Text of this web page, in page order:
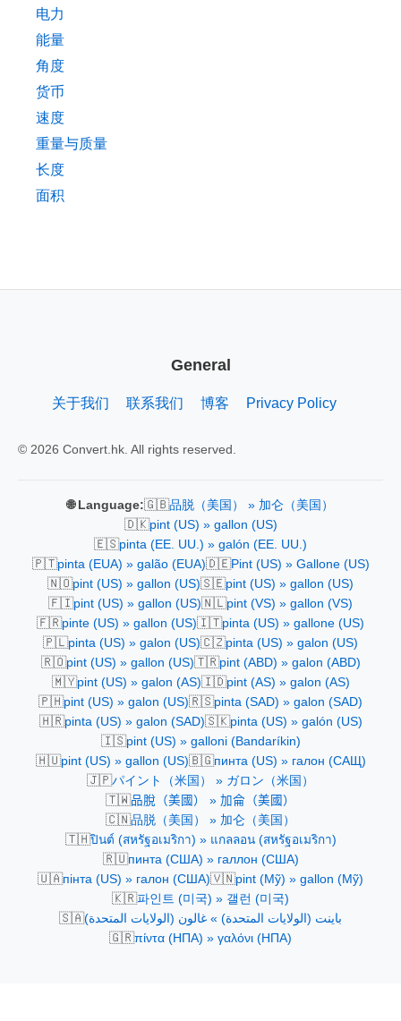
电力
能量
角度
货币
速度
重量与质量
长度
面积
General
关于我们 联系我们 博客 Privacy Policy
© 2026 Convert.hk. All rights reserved.
🌐 Language:🇬🇧品脱（美国） » 加仑（美国）
🇩🇰pint (US) » gallon (US)
🇪🇸pinta (EE. UU.) » galón (EE. UU.)
🇵🇹pinta (EUA) » galão (EUA)🇩🇪Pint (US) » Gallone (US)
🇳🇴pint (US) » gallon (US)🇸🇪pint (US) » gallon (US)
🇫🇮pint (US) » gallon (US)🇳🇱pint (VS) » gallon (VS)
🇫🇷pinte (US) » gallon (US)🇮🇹pinta (US) » gallone (US)
🇵🇱pinta (US) » galon (US)🇨🇿pinta (US) » galon (US)
🇷🇴pint (US) » gallon (US)🇹🇷pint (ABD) » galon (ABD)
🇲🇾pint (US) » galon (AS)🇮🇩pint (AS) » galon (AS)
🇵🇭pint (US) » galon (US)🇷🇸pinta (SAD) » galon (SAD)
🇭🇷pinta (US) » galon (SAD)🇸🇰pinta (US) » galón (US)
🇮🇸pint (US) » galloni (Bandaríkin)
🇭🇺pint (US) » gallon (US)🇧🇬пинта (US) » галон (САЩ)
🇯🇵パイント（米国） » ガロン（米国）
🇹🇼品脫（美國） » 加侖（美國）
🇨🇳品脱（美国） » 加仑（美国）
🇹🇭ปินต์ (สหรัฐอเมริกา) » แกลลอน (สหรัฐอเมริกา)
🇷🇺пинта (США) » галлон (США)
🇺🇦пінта (US) » галон (США)🇻🇳pint (Mỹ) » gallon (Mỹ)
🇰🇷파인트 (미국) » 갤런 (미국)
🇸🇦باينت (الولايات المتحدة) » غالون (الولايات المتحدة)
🇬🇷πίντα (ΗΠΑ) » γαλόνι (ΗΠΑ)